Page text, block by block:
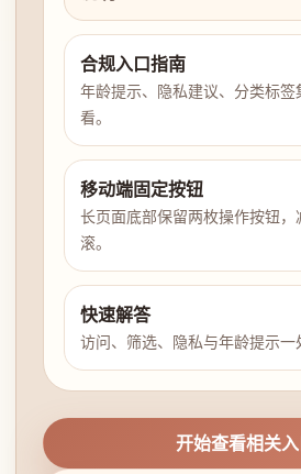
合规入口指南
年龄提示、隐私建议、分类标签
看。
移动端固定按钮
长页面底部保留两枚操作按钮，
滚。
快速解答
访问、筛选、隐私与年龄提示一
开始查看相关